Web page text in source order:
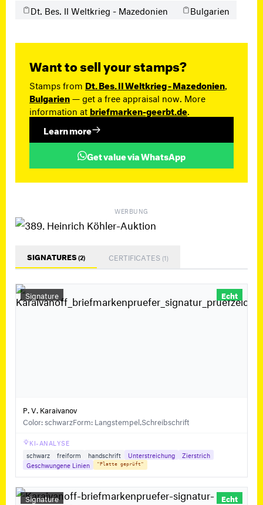
Dt. Bes. II Weltkrieg - Mazedonien Bulgarien
Want to sell your stamps?
Stamps from Dt. Bes. II Weltkrieg - Mazedonien
Bulgarien— get a free appraisal now. More
information atbriefmarken-geerbt.de
Learn more
Get value via WhatsApp
WERBUNG
SIGNATURES(2) CERTIFICATES (1)
Signature Echt
P. V. Karaivanov
Color: schwarzForm: Langstempel,Schreibschrift
KI-ANALYSE
schwarz
freiform handschrift Unterstreichung
Zierstrich
Geschwungene Linien
"Platte geprüft"
Signature Echt